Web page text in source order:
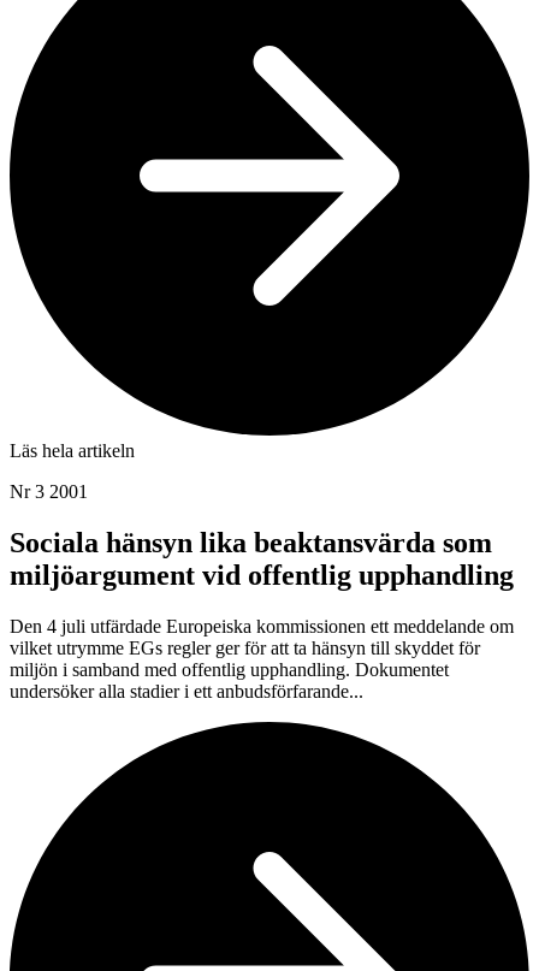
Läs hela artikeln
Nr 3 2001
Sociala hänsyn lika beaktansvärda som
miljöargument vid offentlig upphandling
Den 4 juli utfärdade Europeiska kommissionen ett meddelande om
vilket utrymme EGs regler ger för att ta hänsyn till skyddet för
miljön i samband med offentlig upphandling. Dokumentet
undersöker alla stadier i ett anbudsförfarande...